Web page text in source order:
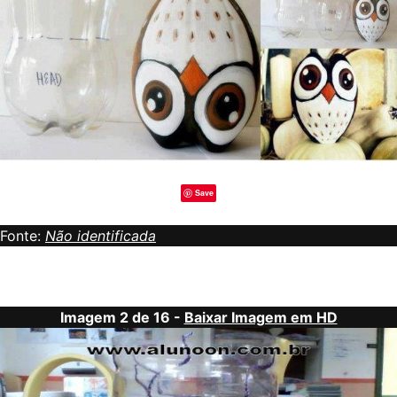
Save
Fonte: Não identificada
Imagem 2 de 16 - Baixar Imagem em HD